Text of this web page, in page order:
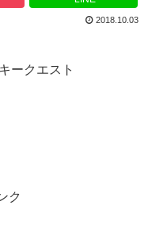
2018.10.03
ークエスト
ク